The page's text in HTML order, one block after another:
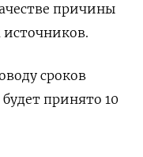
причины
сроков
принято 10